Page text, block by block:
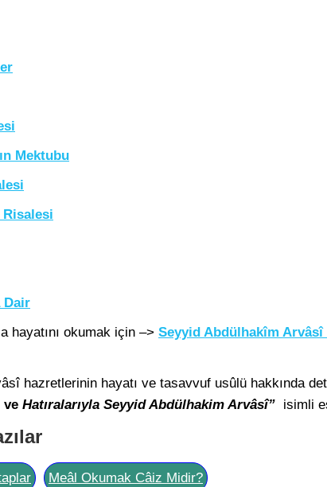
Mektubu
Risalesi
Dair
hayatını okumak için –> Seyyid Abdülhakîm
hazretlerinin hayatı ve tasavvuf usûlü hakkında
ve Hatıralarıyla Seyyid Abdülhakim Arvâsî” isimli
Meâl Okumak Câiz Midir?